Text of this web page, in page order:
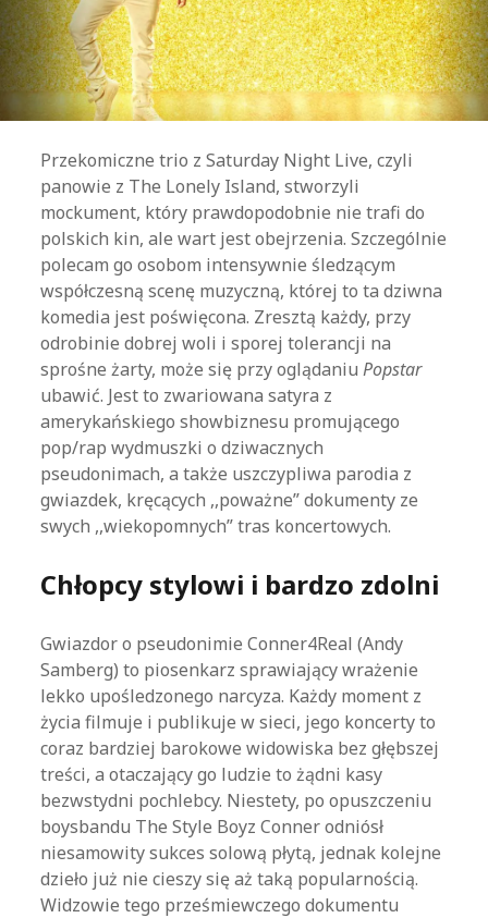
Przekomiczne trio z Saturday Night Live, czyli
panowie z The Lonely Island, stworzyli
mockument, który prawdopodobnie nie trafi do
polskich kin, ale wart jest obejrzenia. Szczególnie
polecam go osobom intensywnie śledzącym
współczesną scenę muzyczną, której to ta dziwna
komedia jest poświęcona. Zresztą każdy, przy
odrobinie dobrej woli i sporej tolerancji na
sprośne żarty, może się przy oglądaniuPopstar
ubawić. Jest to zwariowana satyra z
amerykańskiego showbiznesu promującego
pop/rap wydmuszki o dziwacznych
pseudonimach, a także uszczypliwa parodia z
gwiazdek, kręcących ,,poważne” dokumenty ze
swych ,,wiekopomnych” tras koncertowych.
Chłopcy stylowi i bardzo zdolni
Gwiazdor o pseudonimie Conner4Real (Andy
Samberg) to piosenkarz sprawiający wrażenie
lekko upośledzonego narcyza. Każdy moment z
życia filmuje i publikuje w sieci, jego koncerty to
coraz bardziej barokowe widowiska bez głębszej
treści, a otaczający go ludzie to żądni kasy
bezwstydni pochlebcy. Niestety, po opuszczeniu
boysbandu The Style Boyz Conner odniósł
niesamowity sukces solową płytą, jednak kolejne
dzieło już nie cieszy się aż taką popularnością.
Widzowie tego prześmiewczego dokumentu